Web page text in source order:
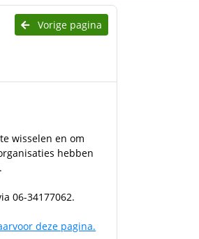
Vorige pagina
wisselen en om
hebben
06-34177062.
deze pagina.